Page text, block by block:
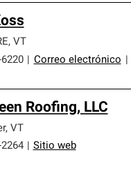
, VT
Correo electrónico
Roofing, LLC
, VT
Sitio web